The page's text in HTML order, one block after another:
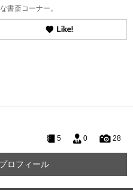
書斎コーナー。
5 0 28
ロフィール